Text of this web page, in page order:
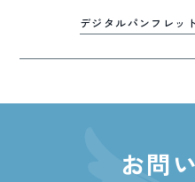
デジタルパンフレッ
お問